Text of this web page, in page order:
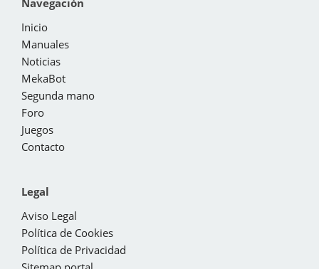
Navegación
Inicio
Manuales
Noticias
MekaBot
Segunda mano
Foro
Juegos
Contacto
Legal
Aviso Legal
Política de Cookies
Política de Privacidad